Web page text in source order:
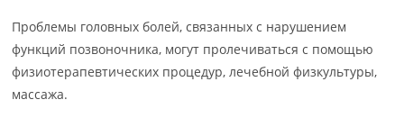
Проблемы головных болей, связанных с нарушением
функций позвоночника, могут пролечиваться с помощью
физиотерапевтических процедур, лечебной физкультуры,
массажа.